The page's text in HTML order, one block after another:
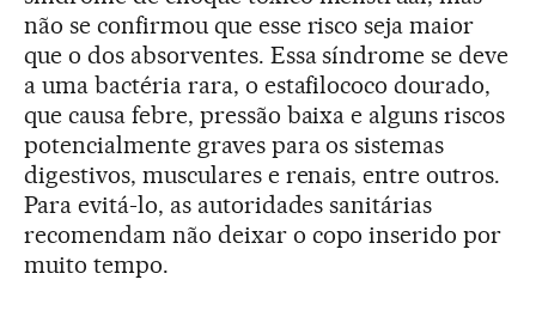
não se confirmou que esse risco seja maior
que o dos absorventes. Essa síndrome se deve
a uma bactéria rara, o estafilococo dourado,
que causa febre, pressão baixa e alguns riscos
potencialmente graves para os sistemas
digestivos, musculares e renais, entre outros.
Para evitá-lo, as autoridades sanitárias
recomendam não deixar o copo inserido por
muito tempo.